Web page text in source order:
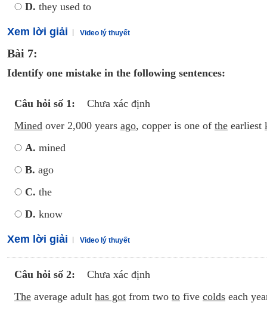
D. they used to
Xem lời giải Video lý thuyết
Bài 7:
Identify one mistake in the following sentences:
Câu hỏi số 1:
Chưa xác định
Mined over 2,000 years ago, copper is one of the earliest
A. mined
B. ago
C. the
D. know
Xem lời giải Video lý thuyết
Câu hỏi số 2:
Chưa xác định
The average adult has got from two to five colds each